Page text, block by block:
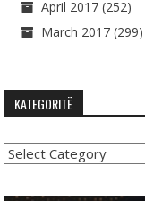
April 2017 (252)
March 2017 (299)
KATEGORITË
Kategoritë